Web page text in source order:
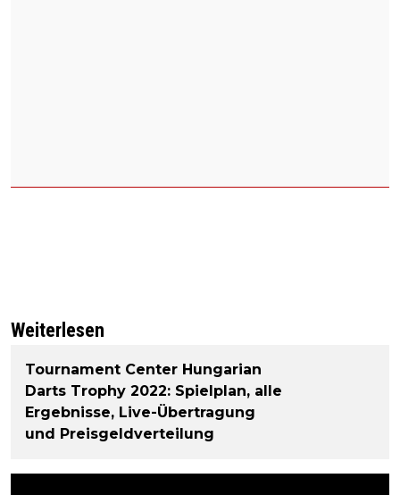
Weiterlesen
Tournament Center Hungarian
Darts Trophy 2022: Spielplan, alle
Ergebnisse, Live-Übertragung
und Preisgeldverteilung